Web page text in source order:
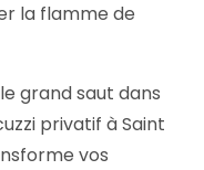
la flamme de
grand saut dans
privatif à Saint
vos